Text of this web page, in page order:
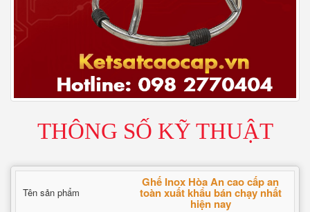
THÔNG SỐ KỸ THUẬT
Tên sản phẩm
Ghế Inox Hòa An cao cấp an
toàn xuất khẩu bán chạy nhất
hiện nay